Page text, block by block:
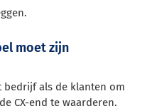
moet zijn
bedrijf als de klanten om
CX-end te waarderen.